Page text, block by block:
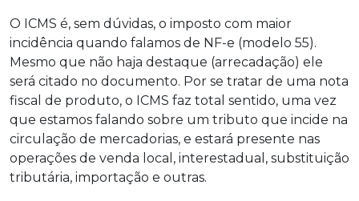
O ICMS é, sem dúvidas, o imposto com maior
incidência quando falamos de NF-e (modelo 55).
Mesmo que não haja destaque (arrecadação) ele
será citado no documento. Por se tratar de uma nota
fiscal de produto, o ICMS faz total sentido, uma vez
que estamos falando sobre um tributo que incide na
circulação de mercadorias, e estará presente nas
operações de venda local, interestadual, substituição
tributária, importação e outras.